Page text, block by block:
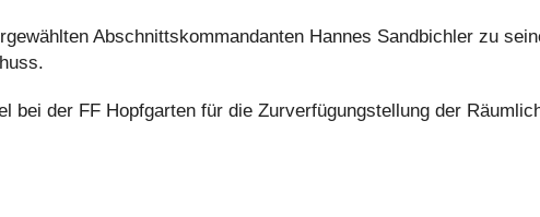
Abschnittskommandanten Hannes Sandbichler zu
bei der FF Hopfgarten für die Zurverfügungstellung der